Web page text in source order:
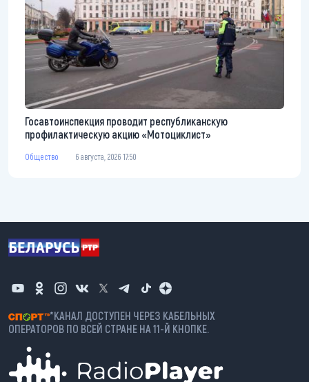
Госавтоинспекция проводит республиканскую
профилактическую акцию «Мотоциклист»
Общество 6 августа, 2026 17:50
*КАНАЛ ДОСТУПЕН ЧЕРЕЗ КАБЕЛЬНЫХ
ОПЕРАТОРОВ ПО ВСЕЙ СТРАНЕ НА 11-Й КНОПКЕ.